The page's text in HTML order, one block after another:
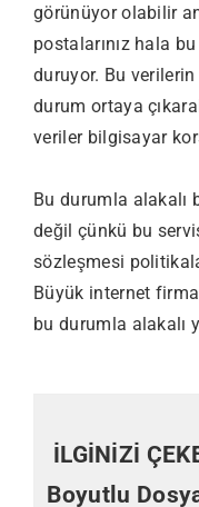
görünüyor olabilir
postalarınız hala
duruyor. Bu
durum ortaya
veriler bilgisayar
Bu durumla alakalı
değil çünkü bu
sözleşmesi
Büyük internet
bu durumla alakalı
İLGİNİZİ
Boyutlu